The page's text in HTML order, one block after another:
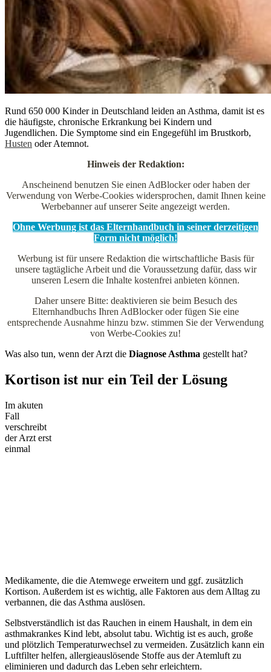
Rund 650 000 Kinder in Deutschland leiden an Asthma, damit ist es
die häufigste, chronische Erkrankung bei Kindern und
Jugendlichen. Die Symptome sind ein Engegefühl im Brustkorb,
Husten oder Atemnot.
Hinweis der Redaktion:
Anscheinend benutzen Sie einen AdBlocker oder haben der
Verwendung von Werbe-Cookies widersprochen, damit Ihnen keine
Werbebanner auf unserer Seite angezeigt werden.
Ohne Werbung ist das Elternhandbuch in seiner derzeitigen
Form nicht möglich!
Werbung ist für unsere Redaktion die wirtschaftliche Basis für
unsere tagtägliche Arbeit und die Voraussetzung dafür, dass wir
unseren Lesern die Inhalte kostenfrei anbieten können.
Daher unsere Bitte: deaktivieren sie beim Besuch des
Elternhandbuchs Ihren AdBlocker oder fügen Sie eine
entsprechende Ausnahme hinzu bzw. stimmen Sie der Verwendung
von Werbe-Cookies zu!
Was also tun, wenn der Arzt die Diagnose Asthma gestellt hat?
Kortison ist nur ein Teil der Lösung
Im akuten
Fall
verschreibt
der Arzt erst
einmal
Medikamente, die die Atemwege erweitern und ggf. zusätzlich
Kortison. Außerdem ist es wichtig, alle Faktoren aus dem Alltag zu
verbannen, die das Asthma auslösen.
Selbstverständlich ist das Rauchen in einem Haushalt, in dem ein
asthmakrankes Kind lebt, absolut tabu. Wichtig ist es auch, große
und plötzlich Temperaturwechsel zu vermeiden. Zusätzlich kann ein
Luftfilter helfen, allergieauslösende Stoffe aus der Atemluft zu
eliminieren und dadurch das Leben sehr erleichtern.